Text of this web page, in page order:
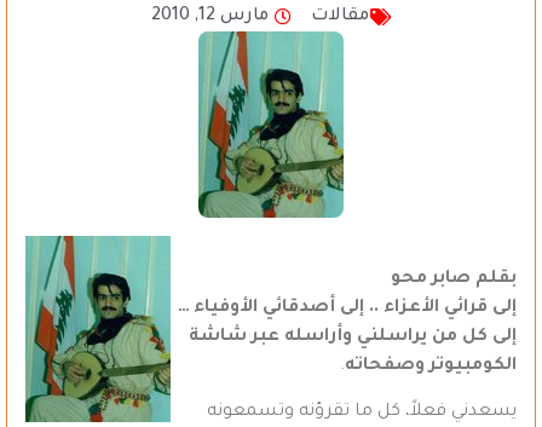
مقالات
مارس 12, 2010
بقلم صابر محو
إلى قرائي الأعزاء .. إلى أصدقائي الأوفياء …
إلى كل من يراسلني وأراسله عبر شاشة
الكومبيوتر وصفحاته.
يسعدني فعلاً، كل ما تقرؤنه وتسمعونه